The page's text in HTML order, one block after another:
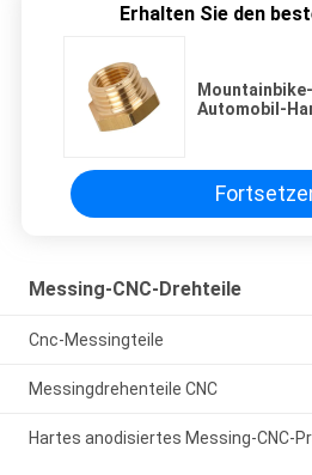
Erhalten Sie den
Automobil-
Messing-CNC-Drehteile
Cnc-Messingteile
Messingdrehenteile CNC
Hartes anodisiertes Messing-CNC-